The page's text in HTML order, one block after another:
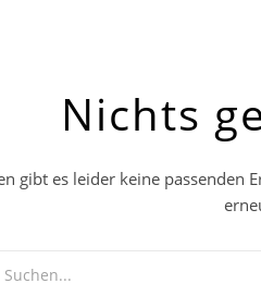
Nichts
gibt es leider keine passenden